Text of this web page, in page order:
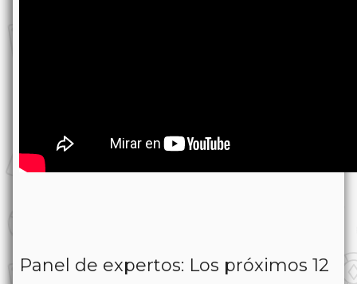
Panel de expertos: Los próximos 12